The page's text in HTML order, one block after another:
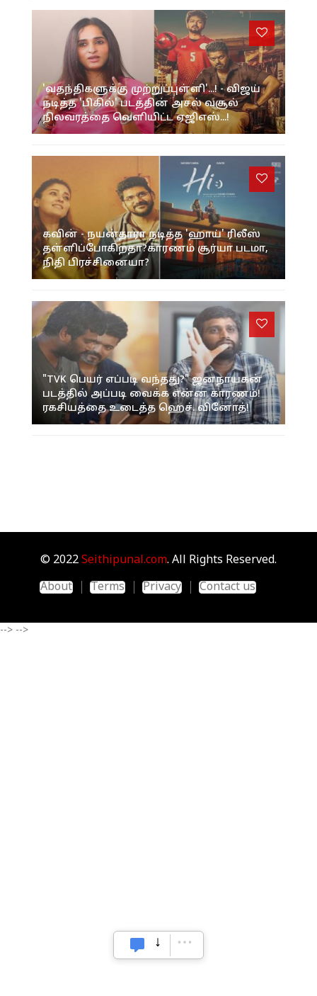
'வதந்திகளுக்கு முற்றுப்புள்ளி'...! - விஜய்
நடித்த 'பிகில்' படத்தின் அசல் வசூல்
நிலவரத்தை வெளியிட்ட ஏஜிஎஸ்...!
கவின் - நயன்தாரா நடித்த 'ஹாய்' ரிலீஸ்
தள்ளிப்போகிறதா?காரணம் சூர்யா படமா,
நிதி பிரச்சினையா?
"TVK பெயர் எப்படி வந்தது?" ஜனநாயகன்
படத்தில் அப்படி வைக்க என்ன காரணம்!
ரகசியத்தை உடைத்த ஹெச். வினோத்!
© 2022 Seithipunal.com. All Rights Reserved.
About
Terms Privacy Contact us
--> -->